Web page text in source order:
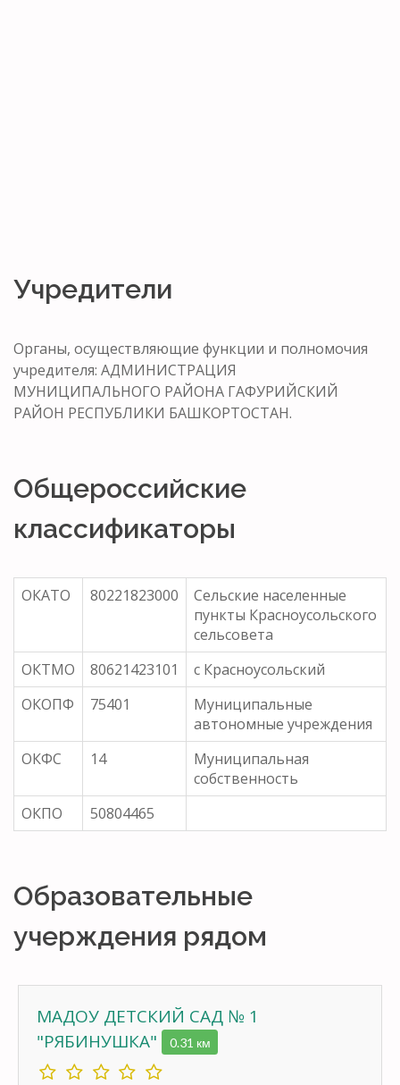
Учредители
Органы, осуществляющие функции и полномочия
учредителя: АДМИНИСТРАЦИЯ
МУНИЦИПАЛЬНОГО РАЙОНА ГАФУРИЙСКИЙ
РАЙОН РЕСПУБЛИКИ БАШКОРТОСТАН.
Общероссийские
классификаторы
ОКАТО 80221823000
Сельские населенные
пункты Красноусольского
сельсовета
ОКТМО
80621423101
с Красноусольский
ОКОПФ
75401
Муниципальные
автономные учреждения
ОКФС
14
Муниципальная
собственность
ОКПО
50804465
Образовательные
учерждения рядом
МАДОУ ДЕТСКИЙ САД № 1
"РЯБИНУШКА"
0.31 км